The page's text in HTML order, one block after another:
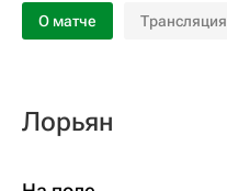
О матче Трансляция
Лорьян